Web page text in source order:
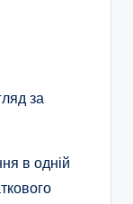
за
в одній